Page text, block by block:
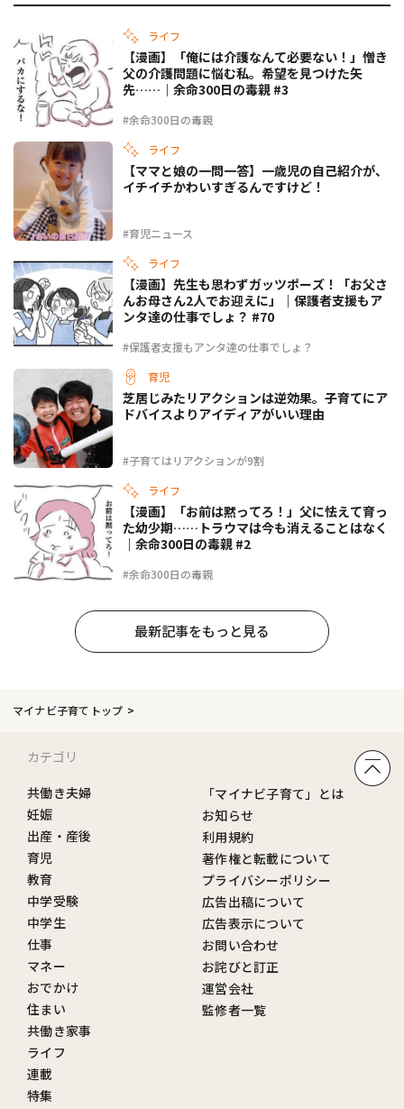
ライフ
#余命300日の毒親
【漫画】「俺には介護なんて必要ない！」憎き
父の介護問題に悩む私。希望を見つけた矢
先……｜余命300日の毒親 #3
ライフ
#育児ニュース
【ママと娘の一問一答】一歳児の自己紹介が、
イチイチかわいすぎるんですけど！
ライフ
#保護者支援もアンタ達の仕事でしょ？
【漫画】先生も思わずガッツポーズ！「お父さ
んお母さん2人でお迎えに」｜保護者支援もア
ンタ達の仕事でしょ？ #70
育児
#子育てはリアクションが9割
芝居じみたリアクションは逆効果。子育てにア
ドバイスよりアイディアがいい理由
ライフ
#余命300日の毒親
【漫画】「お前は黙ってろ！」父に怯えて育っ
た幼少期……トラウマは今も消えることはなく
｜余命300日の毒親 #2
最新記事をもっと見る
マイナビ子育てトップ
カテゴリ
共働き夫婦
妊娠
出産・産後
育児
教育
中学受験
中学生
仕事
マネー
おでかけ
住まい
共働き家事
ライフ
連載
特集
「マイナビ子育て」とは
お知らせ
利用規約
著作権と転載について
プライバシーポリシー
広告出稿について
広告表示について
お問い合わせ
お詫びと訂正
運営会社
監修者一覧